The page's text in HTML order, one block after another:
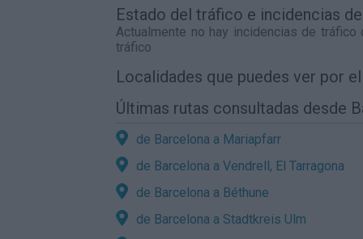
Estado del tráfico e incidencias
Actualmente no hay incidencias de tráfico
tráfico
Localidades que puedes ver por
Últimas rutas consultadas desde
de Barcelona a Mariapfarr
de Barcelona a Vendrell, El Tarragona
de Barcelona a Béthune
de Barcelona a Stadtkreis Ulm